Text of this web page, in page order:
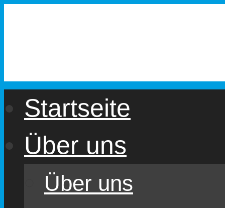
Startseite
Über uns
Über uns